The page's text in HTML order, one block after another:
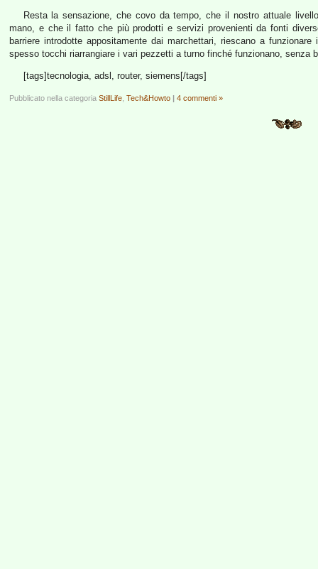
Resta la sensazione, che covo da tempo, che il nostro attuale
mano, e che il fatto che più prodotti e servizi provenienti da fonti
barriere introdotte appositamente dai marchettari, riescano a
spesso tocchi riarrangiare i vari pezzetti a turno finché funzionano, senza
[tags]tecnologia, adsl, router, siemens[/tags]
Pubblicato nella categoria StillLife Tech&Howto | 4 commenti »